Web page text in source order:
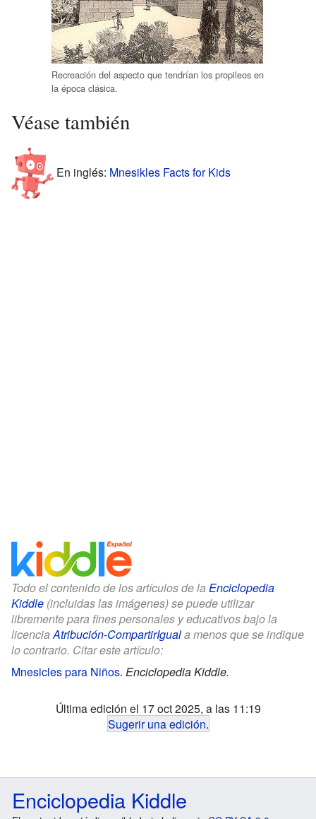
Recreación del aspecto que tendrían los propileos en
la época clásica.
Véase también
En inglés: Mnesikles Facts for Kids
Todo el contenido de los artículos de la Enciclopedia
Kiddle (incluidas las imágenes) se puede utilizar
libremente para fines personales y educativos bajo la
licencia Atribución-CompartirIguala menos que se indique
lo contrario. Citar este artículo:
Mnesicles para Niños. Enciclopedia Kiddle.
Última edición el 17 oct 2025, a las 11:19
Sugerir una edición.
Enciclopedia Kiddle